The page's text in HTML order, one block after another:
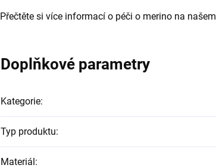
Přečtěte si více informací o péči o merino na našem
Doplňkové parametry
Kategorie:
Typ produktu:
Materiál: